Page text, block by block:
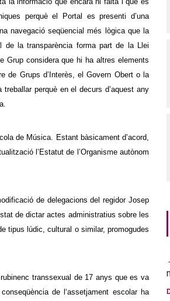
perquè el Portal es presenti d’una
navegació seqüencial més lògica que la
de la transparència forma part de la Llei
Grup considera que hi ha altres elements
de Grups d’Interès, el Govern Obert o la
treballar perquè en el decurs d’aquest any
de Música. Estant bàsicament d’acord,
l’Estatut de l’Organisme autònom
de delegacions del regidor Josep
de dictar actes administratius sobre les
tipus lúdic, cultural o similar, promogudes
transsexual de 17 anys que es va
de l‘assetjament escolar ha